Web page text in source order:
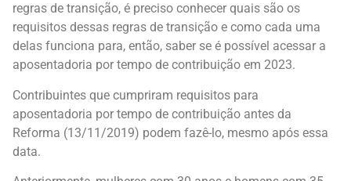
regras de transição, é preciso conhecer quais são os
requisitos dessas regras de transição e como cada uma
delas funciona para, então, saber se é possível acessar a
aposentadoria por tempo de contribuição em 2023.
Contribuintes que cumpriram requisitos para
aposentadoria por tempo de contribuição antes da
Reforma (13/11/2019) podem fazê-lo, mesmo após essa
data.